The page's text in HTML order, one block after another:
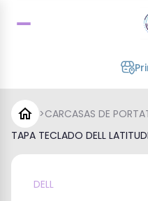
>CARCASAS DE
TAPA TECLADO DELL
DELL